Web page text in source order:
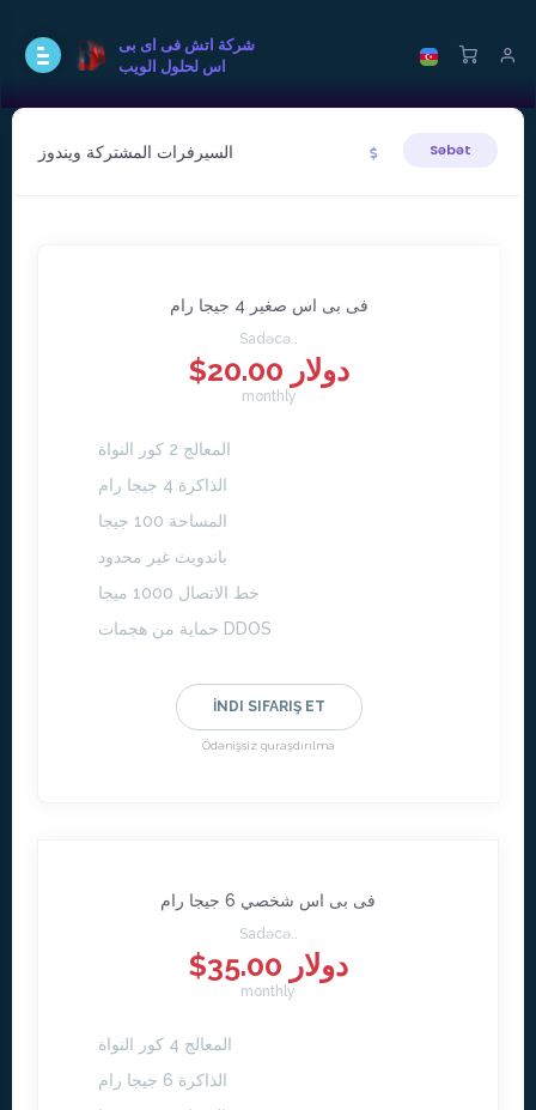
شركة اتش فى اى بى
اس لحلول الويب
السيرفرات المشتركة ويندوز Səbət
فى بى اس صغير 4 جيجا رام
Sadəcə..
$20.00 دولار
monthly
المعالج 2 كور النواة
الذاكرة 4 جيجا رام
المساحة 100 جيجا
باندويث غير محدود
خط الاتصال 1000 ميجا
حماية من هجمات DDOS
İNDI SIFARIŞ ET
Ödənişsiz quraşdırılma
فى بى اس شخصي 6 جيجا رام
Sadəcə..
$35.00 دولار
monthly
المعالج 4 كور النواة
الذاكرة 6 جيجا رام